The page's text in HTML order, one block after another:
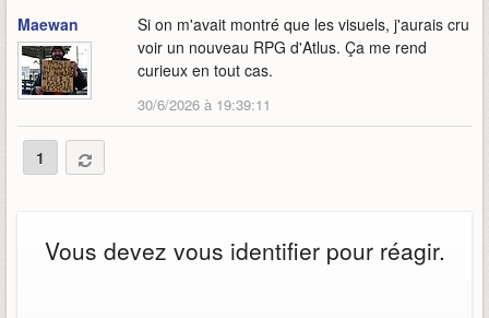
Maewan
Si on m'avait montré que les visuels, j'aurais cru
voir un nouveau RPG d'Atlus. Ça me rend
curieux en tout cas.
30/6/2026 à 19:39:11
1
Vous devez vous identifier pour réagir.